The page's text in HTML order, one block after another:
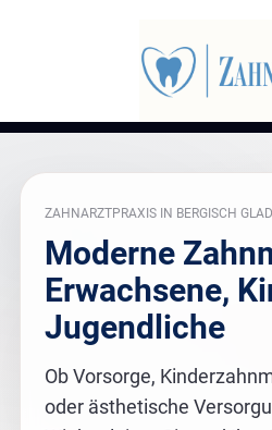
ZAHNARZTPRAXIS IN BERGISCH
Moderne
Erwachsene,
Jugendliche
Ob Vorsorge,
oder ästhetische